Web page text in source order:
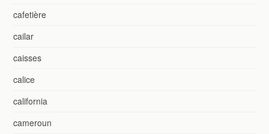
cafetière
cailar
caisses
calice
california
cameroun